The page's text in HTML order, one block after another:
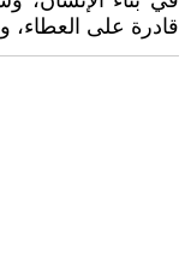
قادرة على العطاء،